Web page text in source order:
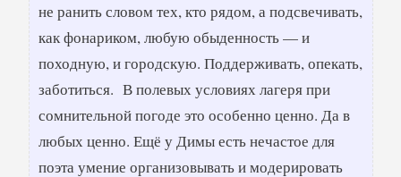
не ранить словом тех, кто рядом, а подсвечивать,
как фонариком, любую обыденность — и
походную, и городскую. Поддерживать, опекать,
заботиться. В полевых условиях лагеря при
сомнительной погоде это особенно ценно. Да в
любых ценно. Ещё у Димы есть нечастое для
поэта умение организовывать и модерировать